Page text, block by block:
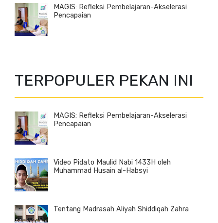
MAGIS: Refleksi Pembelajaran-Akselerasi
Pencapaian
TERPOPULER PEKAN INI
MAGIS: Refleksi Pembelajaran-Akselerasi
Pencapaian
Video Pidato Maulid Nabi 1433H oleh
Muhammad Husain al-Habsyi
Tentang Madrasah Aliyah Shiddiqah Zahra